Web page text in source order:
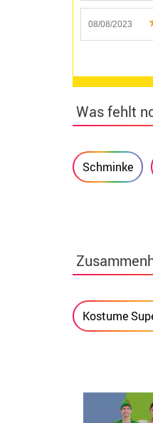
08/08/2023
Was fehlt
Schminke
Kostume